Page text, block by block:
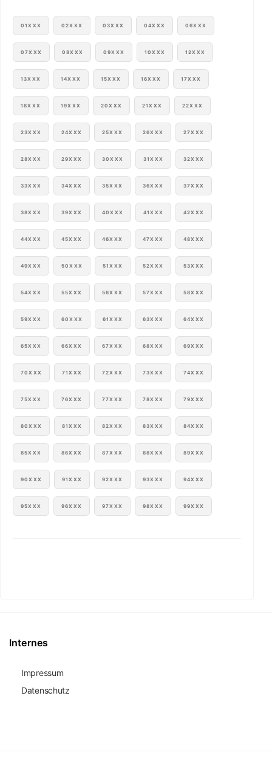
01XXX 02XXX 03XXX 04XXX 06XXX
07XXX 08XXX 09XXX 10XXX 12XXX
13XXX 14XXX 15XXX 16XXX 17XXX
18XXX 19XXX 20XXX 21XXX 22XXX
23XXX 24XXX 25XXX 26XXX 27XXX
28XXX 29XXX 30XXX 31XXX 32XXX
33XXX 34XXX 35XXX 36XXX 37XXX
38XXX 39XXX 40XXX 41XXX 42XXX
44XXX 45XXX 46XXX 47XXX 48XXX
49XXX 50XXX 51XXX 52XXX 53XXX
54XXX 55XXX 56XXX 57XXX 58XXX
59XXX 60XXX 61XXX 63XXX 64XXX
65XXX 66XXX 67XXX 68XXX 69XXX
70XXX 71XXX 72XXX 73XXX 74XXX
75XXX 76XXX 77XXX 78XXX 79XXX
80XXX 81XXX 82XXX 83XXX 84XXX
85XXX 86XXX 87XXX 88XXX 89XXX
90XXX 91XXX 92XXX 93XXX 94XXX
95XXX 96XXX 97XXX 98XXX 99XXX
Internes
Impressum
Datenschutz